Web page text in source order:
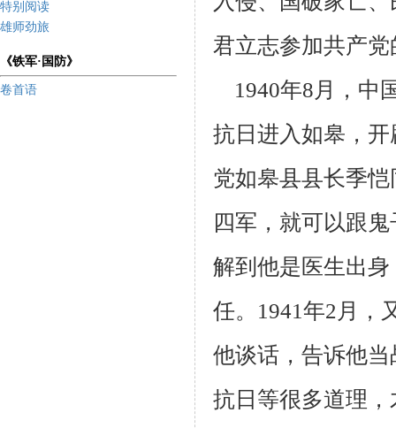
特别阅读
雄师劲旅
《铁军·国防》
卷首语
君立志参加共产
1940年8月，中
抗日进入如皋，
党如皋县县长季恺
四军，就可以跟
解到他是医生出
任。1941年2月，
他谈话，告诉他
抗日等很多道理，